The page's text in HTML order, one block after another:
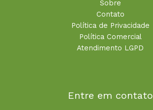
Sobre
Contato
Política de Privacidade
Política Comercial
Atendimento LGPD
Entre em contato